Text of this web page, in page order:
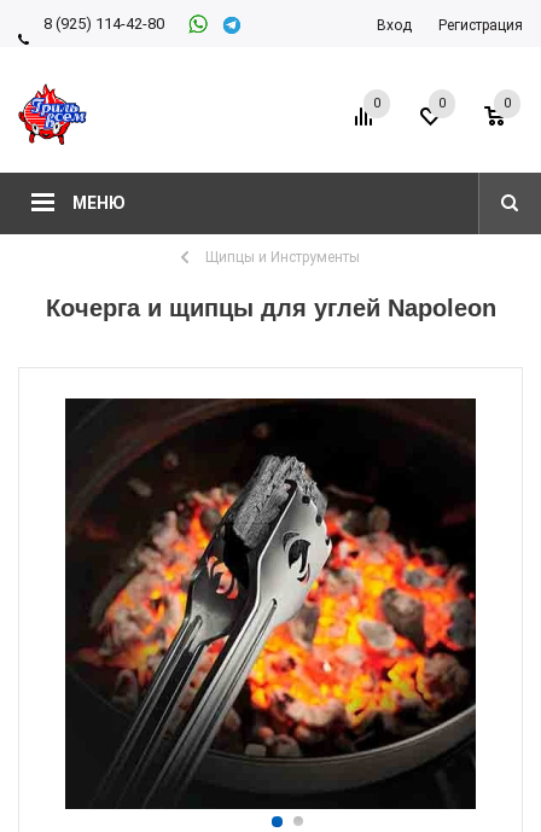
8 (925) 114-42-80
Вход Регистрация
МЕНЮ
0 0
0
Щипцы и Инструменты
Кочерга и щипцы для углей Napoleon